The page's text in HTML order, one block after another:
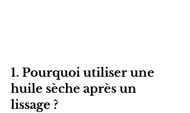
1. Pourquoi utiliser une
huile sèche après un
lissage ?